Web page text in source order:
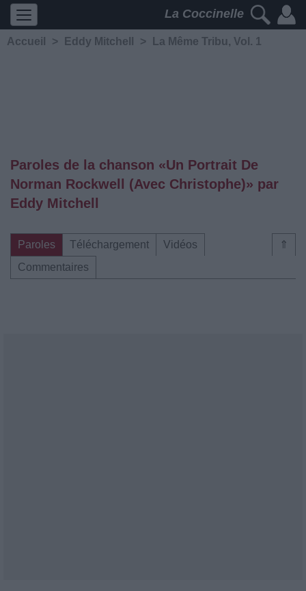
La Coccinelle
Accueil > Eddy Mitchell > La Même Tribu, Vol. 1
Paroles de la chanson «Un Portrait De
Norman Rockwell (Avec Christophe)» par
Eddy Mitchell
⇑
Paroles Téléchargement
Vidéos
Commentaires